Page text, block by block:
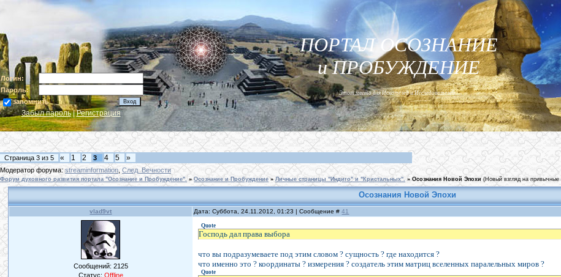
Логин:
Пароль:
запомнить
Забыл пароль|Регистрация
ПОРТАЛ ОСОЗНАНИЕ
и ПРОБУЖДЕНИЕ
Этот место для Искателей и Исследователей...
Страница 3 из 5 « 1 2 3 4 5 »
Модератор форума:streaminformation След_Вечности
Форум духовного развития портала "Осознание и Пробуждение". » Осознание и Пробуждение » Личные страницы "Индиго" и "Кристальных". » Осознания Новой Эпохи (Новый взгляд на
Осознания Новой Эпохи
vlad9vt Дата: Суббота, 24.11.2012, 01:23 | Сообщение #41
Сообщений: 2125
Статус: Offline
Quote
Господь дал права выбора
что вы подразумеваете под этим словом ? сущность ? где находится ?
что именно это ? координаты ? измерения ? создатель этим матриц вселенных паралельных миров ?
Quote